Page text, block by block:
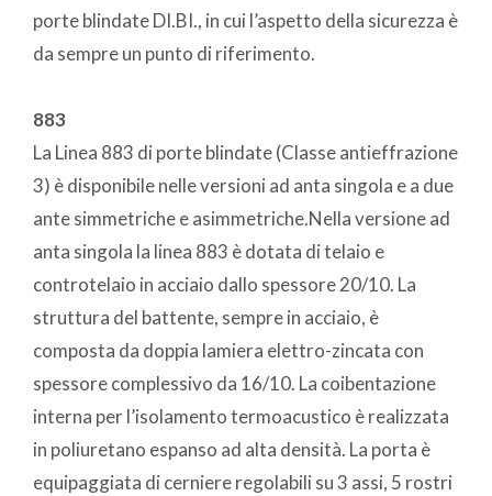
porte blindate DI.BI., in cui l’aspetto della sicurezza è
da sempre un punto di riferimento.
883
La Linea 883 di porte blindate (Classe antieffrazione
3) è disponibile nelle versioni ad anta singola e a due
ante simmetriche e asimmetriche.Nella versione ad
anta singola la linea 883 è dotata di telaio e
controtelaio in acciaio dallo spessore 20/10. La
struttura del battente, sempre in acciaio, è
composta da doppia lamiera elettro-zincata con
spessore complessivo da 16/10. La coibentazione
interna per l’isolamento termoacustico è realizzata
in poliuretano espanso ad alta densità. La porta è
equipaggiata di cerniere regolabili su 3 assi, 5 rostri